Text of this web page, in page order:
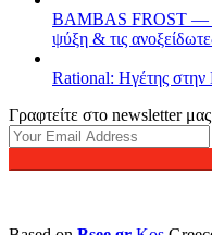
BAMBAS FROST —
ψύξη & τις
Rational: Ηγέτης στην
Γραφτείτε στο newsletter